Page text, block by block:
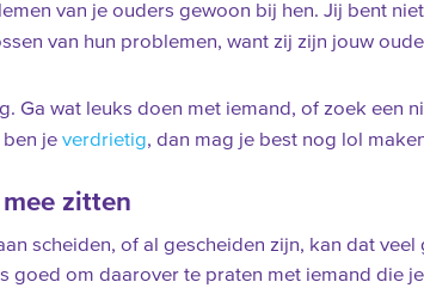
van je ouders gewoon bij hen. Jij bent
van hun problemen, want zij zijn jouw
Ga wat leuks doen met iemand, of zoek een
je verdrietig, dan mag je best nog lol
zitten
scheiden, of al gescheiden zijn, kan dat veel
goed om daarover te praten met iemand die